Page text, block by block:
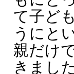
て子ど
うにと
親だけ
きまし